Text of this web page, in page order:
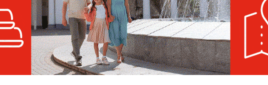
138 повторных подземных
от 1,3 до 6,7.
и чрезвычайных ситуациях —читайте в
Life.ru.